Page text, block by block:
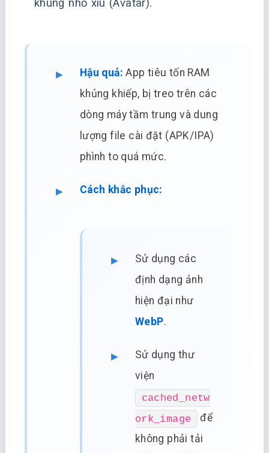
khung nhỏ xíu (Avatar).
Hậu quả: App tiêu tốn RAM
khủng khiếp, bị treo trên các
dòng máy tầm trung và dung
lượng file cài đặt (APK/IPA)
phình to quá mức.
Cách khắc phục:
Sử dụng các
định dạng ảnh
hiện đại như
WebP.
Sử dụng thư
viện
cached_netw
ork_image
để
không phải tải